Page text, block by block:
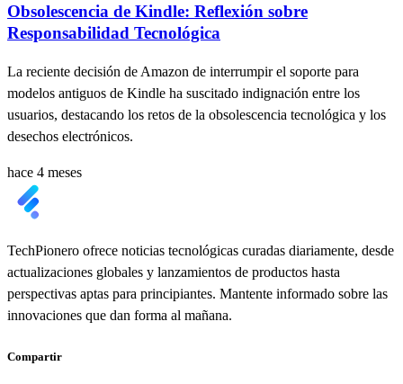
Obsolescencia de Kindle: Reflexión sobre
Responsabilidad Tecnológica
La reciente decisión de Amazon de interrumpir el soporte para
modelos antiguos de Kindle ha suscitado indignación entre los
usuarios, destacando los retos de la obsolescencia tecnológica y los
desechos electrónicos.
hace 4 meses
TechPionero ofrece noticias tecnológicas curadas diariamente, desde
actualizaciones globales y lanzamientos de productos hasta
perspectivas aptas para principiantes. Mantente informado sobre las
innovaciones que dan forma al mañana.
Compartir